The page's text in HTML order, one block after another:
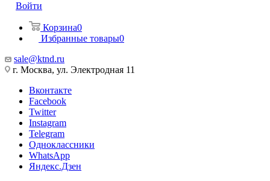
Войти
Корзина0
Избранные товары0
sale@ktnd.ru
г. Москва, ул. Электродная 11
Вконтакте
Facebook
Twitter
Instagram
Telegram
Одноклассники
WhatsApp
Яндекс.Дзен